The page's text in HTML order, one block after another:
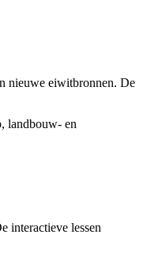
nieuwe eiwitbronnen. De
landbouw- en
interactieve lessen